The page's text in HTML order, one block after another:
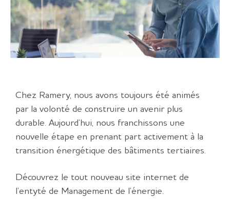
Chez Ramery, nous avons toujours été animés
par la volonté de construire un avenir plus
durable. Aujourd’hui, nous franchissons une
nouvelle étape en prenant part activement à la
transition énergétique des bâtiments tertiaires.
Découvrez le tout nouveau site internet de
l’entyté de Management de l’énergie.